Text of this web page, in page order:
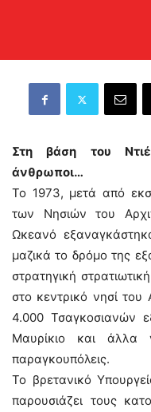
Στη βάση του
άνθρωποι…
Το 1973, μετά από
των Νησιών του
Ωκεανό
μαζικά το δρόμο της
στρατηγική
στο κεντρικό νησί του
4.000 Τσαγκοσιανών
Μαυρίκιο και άλλα
παραγκουπόλεις.
Το βρετανικό
παρουσιάζει τους